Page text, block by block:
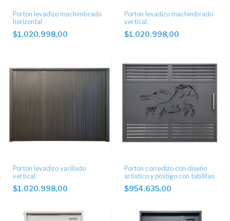
Porton levadizo machimbrado
horizontal
$1.020.998,00
Porton levadizo machimbrado
vertical.
$1.020.998,00
Porton levadizo varillado
vertical.
$1.020.998,00
Porton corredizo con diseño
artístico y postigo con tablillas.
$954.635,00